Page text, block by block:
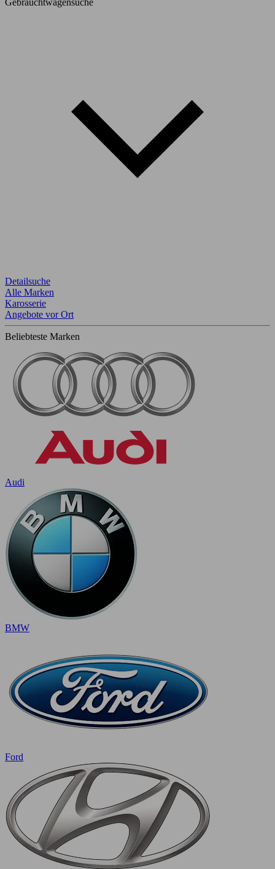
Gebrauchtwagensuche
Detailsuche
Alle Marken
Karosserie
Angebote vor Ort
Beliebteste Marken
Audi
BMW
Ford